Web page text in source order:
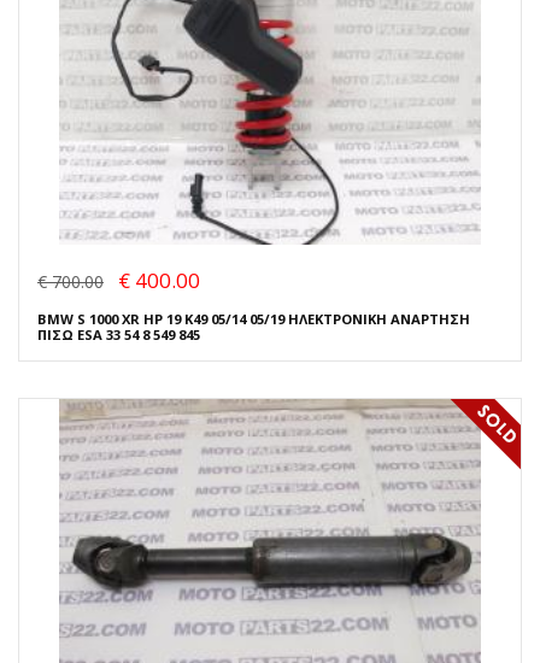
€ 700.00 € 400.00
BMW S 1000 XR HP 19 K49 05/14 05/19 ΗΛΕΚΤΡΟΝΙΚΗ ΑΝΑΡΤΗΣΗ
ΠΙΣΩ ESA 33 54 8 549 845